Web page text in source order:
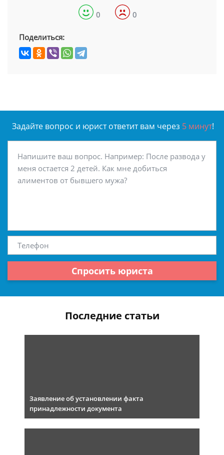
0 0
Поделиться:
Задайте вопрос и юрист ответит вам через 5 минут!
Спросить юриста
Последние статьи
Заявление об установлении факта
принадлежности документа